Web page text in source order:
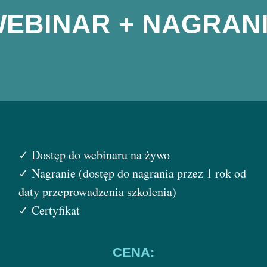
+
✓ Dostęp do webinaru na żywo
✓ Nagranie (dostęp do nagrania przez 1 rok od
daty przeprowadzenia szkolenia)
✓ Certyfikat
CENA: